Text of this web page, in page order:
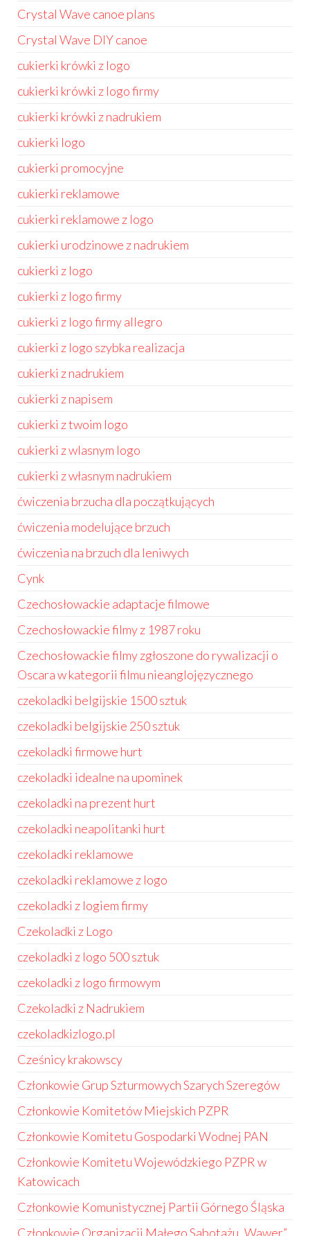
Crystal Wave canoe plans
Crystal Wave DIY canoe
cukierki krówki z logo
cukierki krówki z logo firmy
cukierki krówki z nadrukiem
cukierki logo
cukierki promocyjne
cukierki reklamowe
cukierki reklamowe z logo
cukierki urodzinowe z nadrukiem
cukierki z logo
cukierki z logo firmy
cukierki z logo firmy allegro
cukierki z logo szybka realizacja
cukierki z nadrukiem
cukierki z napisem
cukierki z twoim logo
cukierki z wlasnym logo
cukierki z własnym nadrukiem
ćwiczenia brzucha dla początkujących
ćwiczenia modelujące brzuch
ćwiczenia na brzuch dla leniwych
Cynk
Czechosłowackie adaptacje filmowe
Czechosłowackie filmy z 1987 roku
Czechosłowackie filmy zgłoszone do rywalizacji o
Oscara w kategorii filmu nieanglojęzycznego
czekoladki belgijskie 1500 sztuk
czekoladki belgijskie 250 sztuk
czekoladki firmowe hurt
czekoladki idealne na upominek
czekoladki na prezent hurt
czekoladki neapolitanki hurt
czekoladki reklamowe
czekoladki reklamowe z logo
czekoladki z logiem firmy
Czekoladki z Logo
czekoladki z logo 500 sztuk
czekoladki z logo firmowym
Czekoladki z Nadrukiem
czekoladkizlogo.pl
Cześnicy krakowscy
Członkowie Grup Szturmowych Szarych Szeregów
Członkowie Komitetów Miejskich PZPR
Członkowie Komitetu Gospodarki Wodnej PAN
Członkowie Komitetu Wojewódzkiego PZPR w
Katowicach
Członkowie Komunistycznej Partii Górnego Śląska
Członkowie Organizacji Małego Sabotażu „Wawer”